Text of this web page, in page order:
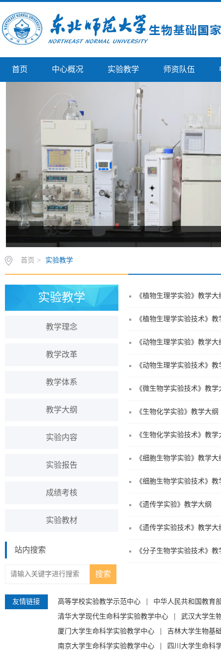
首页 中心概况 实验教学 师资队伍
首页 > 实验教学
实验教学
教学理念
教学改革
教学体系
教学大纲
实验内容
实验报告
成绩考核
实验教材
站内搜索
《植物生理学实验》教学大
《植物生理学实验技术》教
《动物生理学实验》教学大
《动物生理学实验技术》教
《微生物学实验技术》教学
《生物化学实验》教学大纲
《生物化学实验技术》教学
《细胞生物学实验》教学大
《细胞生物学实验技术》教
《遗传学实验》教学大纲
《遗传学实验技术》教学大
《分子生物学实验技术》教
友情链接 高等学校实验教学示范中心
中华人民共和国教育
清华大学现代生命科学实验教学中心
武汉大学生
厦门大学生命科学实验教学中心
吉林大学生物基
南京大学生命科学实验教学中心
四川大学生命科